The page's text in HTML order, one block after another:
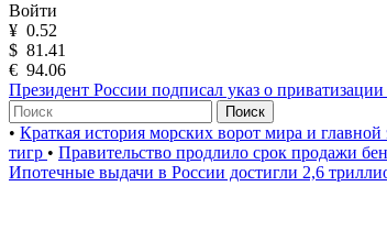
Войти
¥ 0.52
$ 81.41
€ 94.06
Президент России подписал указ о
Поиск
• Краткая история морских ворот мира и
тигр • Правительство продлило срок продажи
Ипотечные выдачи в России достигли 2,6